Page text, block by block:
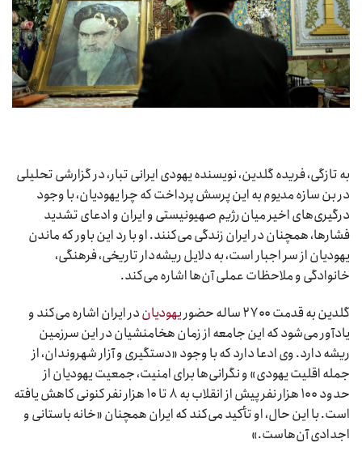
به تازگی، فریده گلدین، نویسنده یهودی ایرانی تبار، در گزارشی تحلیلی
در بن سازه مدیوم به این پرسش پرداخت که چرا یهودیان، با وجود
درگیری‌های اخیر میان رژیم صهیونیستی و ایران و ادعای تشدید
فشارها، همچنان در ایران زندگی می‌کنند. او با رد این باور که ماندن
یهودیان از سر اجبار است، به دلایل ریشه‌دار تاریخی، فرهنگی،
خانوادگی و ملاحظات عملی آن‌ها اشاره می‌کند.
گلدین به قدمت ۲۷۰۰ ساله حضور
یهودیاندر ایران اشاره می‌کند و
یادآور می‌شود که این جامعه از زمان هخامنشیان در این سرزمین
ریشه دارد. وی ادعا دارد که با وجود «دستگیری و آزار شهروندان، از
جمله اقلیت یهودی» و نگرانی‌ها برای امنیت، جمعیت یهودیان از
حدود ۱۰۰ هزار نفر پیش از انقلاب به ۸ تا ۱۰ هزار نفر کنونی کاهش یافته
است. با این حال، او تأکید می‌کند که ایران همچنان «خانه باستانی و
اجدادی آن‌هاست.»